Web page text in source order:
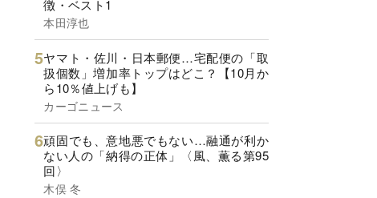
徴・ベスト1
本田淳也
ヤマト・佐川・日本郵便…宅配便の「取
扱個数」増加率トップはどこ？【10月か
ら10％値上げも】
カーゴニュース
頑固でも、意地悪でもない…融通が利か
ない人の「納得の正体」〈風、薫る第95
回〉
木俣 冬